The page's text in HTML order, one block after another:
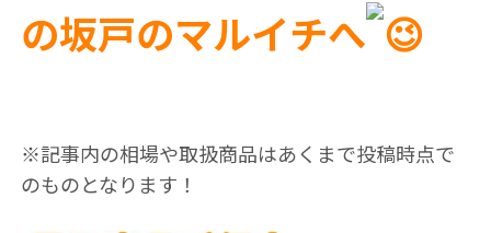
の坂戸のマルイチへ
※記事内の相場や取扱商品はあくまで投稿時点で
のものとなります！